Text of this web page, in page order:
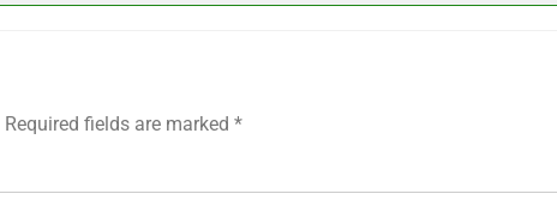
Required fields are marked *